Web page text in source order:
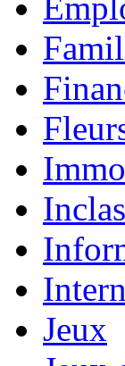
Jeux